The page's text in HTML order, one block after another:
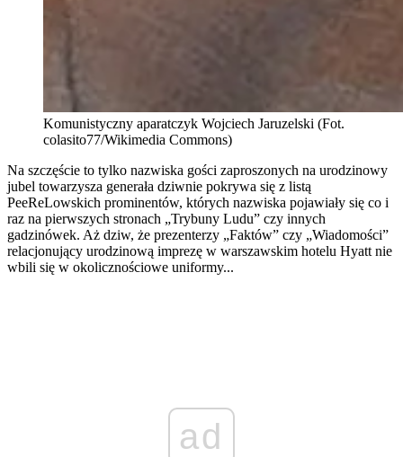
Komunistyczny aparatczyk Wojciech Jaruzelski (Fot.
colasito77/Wikimedia Commons)
Na szczęście to tylko nazwiska gości zaproszonych na urodzinowy
jubel towarzysza generała dziwnie pokrywa się z listą
PeeReLowskich prominentów, których nazwiska pojawiały się co i
raz na pierwszych stronach „Trybuny Ludu” czy innych
gadzinówek. Aż dziw, że prezenterzy „Faktów” czy „Wiadomości”
relacjonujący urodzinową imprezę w warszawskim hotelu Hyatt nie
wbili się w okolicznościowe uniformy...
ad